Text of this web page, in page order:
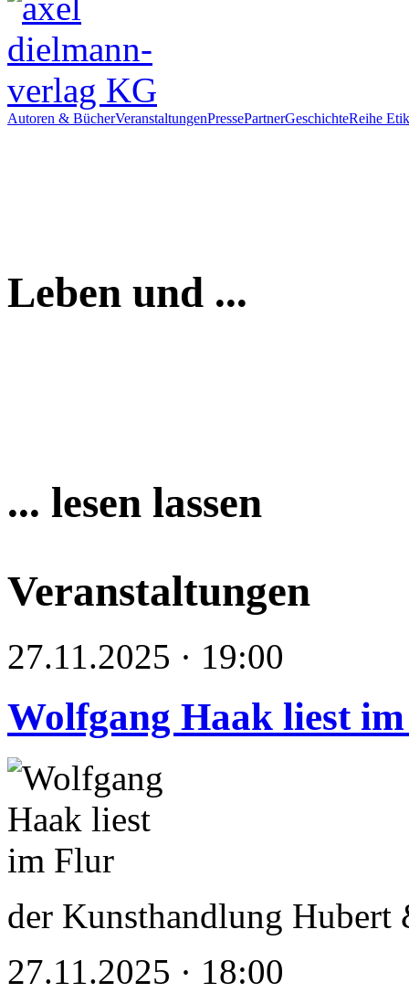
Autoren & BücherVeranstaltungenPressePartnerGeschichteReihe
Leben und ...
... lesen lassen
Veranstaltungen
27.11.2025 · 19:00
Wolfgang Haak liest
der Kunsthandlung Hubert
27.11.2025 · 18:00